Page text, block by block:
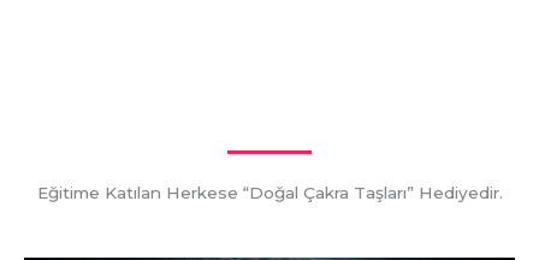
Eğitime Katılan Herkese “Doğal Çakra Taşları” Hediyedir.